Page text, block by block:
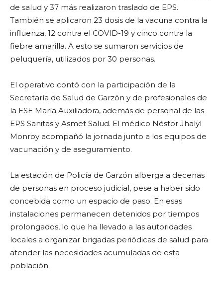
de salud y 37 más realizaron traslado de EPS.
También se aplicaron 23 dosis de la vacuna contra la
influenza, 12 contra el COVID-19 y cinco contra la
fiebre amarilla. A esto se sumaron servicios de
peluquería, utilizados por 30 personas.
El operativo contó con la participación de la
Secretaría de Salud de Garzón y de profesionales de
la ESE María Auxiliadora, además de personal de las
EPS Sanitas y Asmet Salud. El médico Néstor Jhalyl
Monroy acompañó la jornada junto a los equipos de
vacunación y de aseguramiento.
La estación de Policía de Garzón alberga a decenas
de personas en proceso judicial, pese a haber sido
concebida como un espacio de paso. En esas
instalaciones permanecen detenidos por tiempos
prolongados, lo que ha llevado a las autoridades
locales a organizar brigadas periódicas de salud para
atender las necesidades acumuladas de esta
población.